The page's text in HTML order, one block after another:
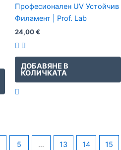
Професионален UV Устойчив
Филамент | Prof. Lab
24,00€
ДОБАВЯНЕ В
КОЛИЧКАТА
5 … 13 14 15